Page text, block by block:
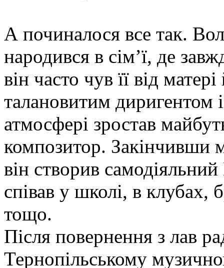
А починалося все так.
народився в сім’ї, де
він часто чув її від
талановитим диригентом
атмосфері зростав
композитор. Закінчивши
він створив
співав у школі, в клубах,
тощо.
Після повернення з лав
Тернопільському